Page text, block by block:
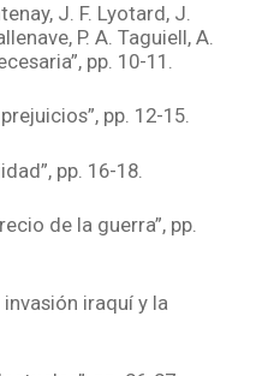
J. F. Lyotard, J.
P. A. Taguiell, A.
pp. 10-11.
pp. 12-15.
pp. 16-18.
de la guerra”, pp.
invasión iraquí y la